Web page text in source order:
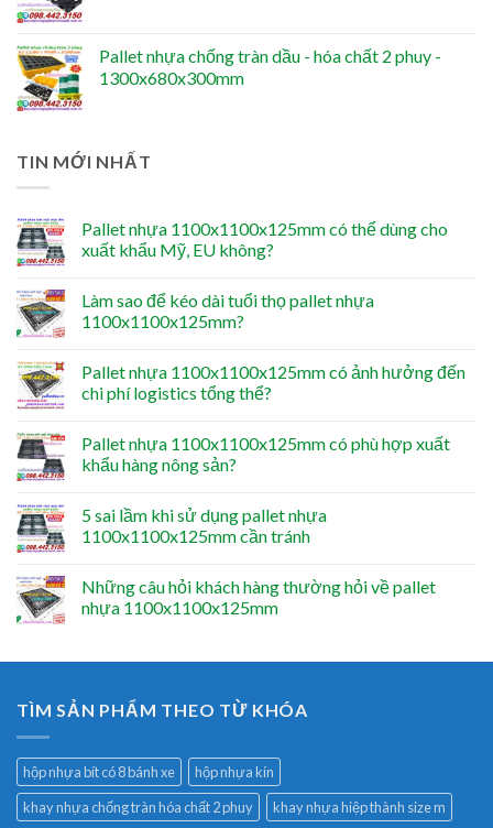
Pallet nhựa chống tràn dầu - hóa chất 2 phuy -
1300x680x300mm
TIN MỚI NHẤT
Pallet nhựa 1100x1100x125mm có thể dùng cho
xuất khẩu Mỹ, EU không?
Làm sao để kéo dài tuổi thọ pallet nhựa
1100x1100x125mm?
Pallet nhựa 1100x1100x125mm có ảnh hưởng đến
chi phí logistics tổng thể?
Pallet nhựa 1100x1100x125mm có phù hợp xuất
khẩu hàng nông sản?
5 sai lầm khi sử dụng pallet nhựa
1100x1100x125mm cần tránh
Những câu hỏi khách hàng thường hỏi về pallet
nhựa 1100x1100x125mm
TÌM SẢN PHẨM THEO TỪ KHÓA
hộp nhựa bít có 8 bánh xe
hộp nhựa kín
khay nhựa chống tràn hóa chất 2 phuy
khay nhựa hiệp thành size m